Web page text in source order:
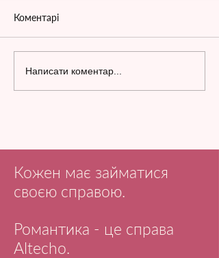
Коментарі
Написати коментар...
Кожен має займатися
своєю справою.
Романтика - це справа
Altecho.